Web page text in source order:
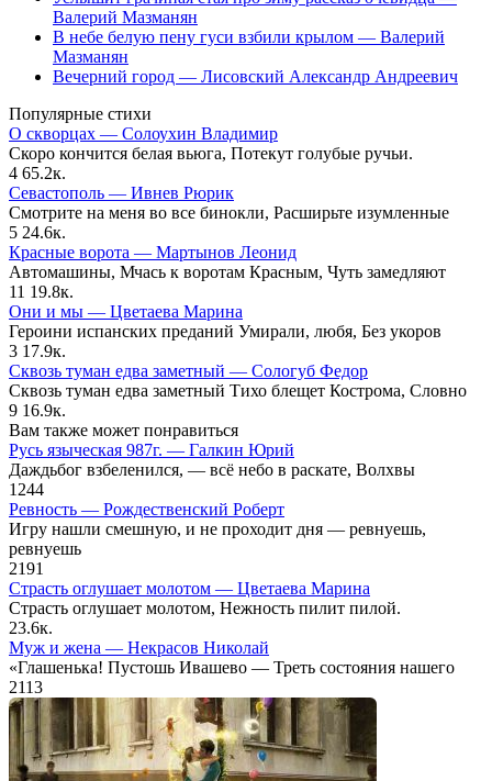
Валерий Мазманян
В небе белую пену гуси взбили крылом — Валерий
Мазманян
Вечерний город — Лисовский Александр Андреевич
Популярные стихи
О скворцах — Солоухин Владимир
Скоро кончится белая вьюга, Потекут голубые ручьи.
4 65.2к.
Севастополь — Ивнев Рюрик
Смотрите на меня во все бинокли, Расширьте изумленные
5 24.6к.
Красные ворота — Мартынов Леонид
Автомашины, Мчась к воротам Красным, Чуть замедляют
11 19.8к.
Они и мы — Цветаева Марина
Героини испанских преданий Умирали, любя, Без укоров
3 17.9к.
Сквозь туман едва заметный — Сологуб Федор
Сквозь туман едва заметный Тихо блещет Кострома, Словно
9 16.9к.
Вам также может понравиться
Русь языческая 987г. — Галкин Юрий
Даждьбог взбеленился, — всё небо в раскате, Волхвы
1 244
Ревность — Рождественский Роберт
Игру нашли смешную, и не проходит дня — ревнуешь,
ревнуешь
2191
Страсть оглушает молотом — Цветаева Марина
Страсть оглушает молотом, Нежность пилит пилой.
23.6к.
Муж и жена — Некрасов Николай
«Глашенька! Пустошь Ивашево — Треть состояния нашего
2113